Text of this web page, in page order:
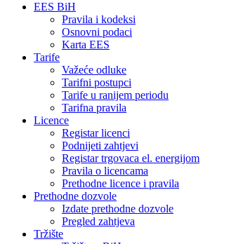
EES BiH
Pravila i kodeksi
Osnovni podaci
Karta EES
Tarife
Važeće odluke
Tarifni postupci
Tarife u ranijem periodu
Tarifna pravila
Licence
Registar licenci
Podnijeti zahtjevi
Registar trgovaca el. energijom
Pravila o licencama
Prethodne licence i pravila
Prethodne dozvole
Izdate prethodne dozvole
Pregled zahtjeva
Tržište